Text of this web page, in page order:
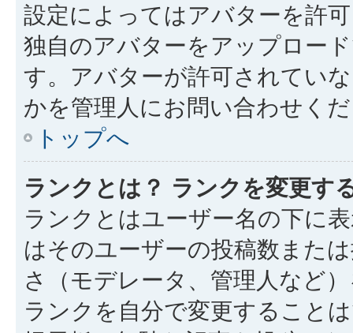
設定によってはアバターを許
独自のアバターをアップロー
す。アバターが許可されてい
かを管理人にお問い合わせく
トップへ
ランクとは？ ランクを変更す
ランクとはユーザー名の下に
はそのユーザーの投稿数また
さ（モデレータ、管理人など
ランクを自分で変更すること